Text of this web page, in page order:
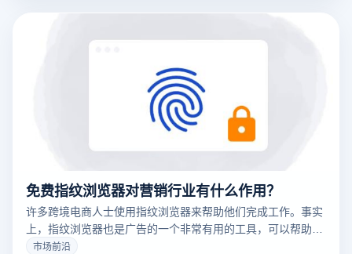
很大的不同
免费指纹浏览器对营销行业有什么作用？
许多跨境电商人士使用指纹浏览器来帮助他们完成工作。事实
上，指纹浏览器也是广告的一个非常有用的工具，可以帮助广
告营销人员解决许多问题。
市场前沿